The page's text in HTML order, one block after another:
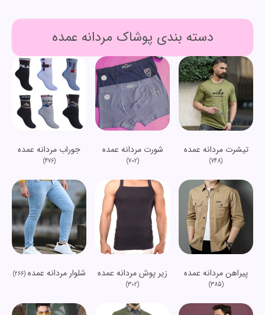
دسته بندی پوشاک مردانه عمده
تیشرت مردانه عمده
(748)
شورت مردانه عمده
(702)
جوراب مردانه عمده
(476)
پیراهن مردانه عمده
(385)
زیر پوش مردانه عمده
(302)
شلوار مردانه عمده(266)